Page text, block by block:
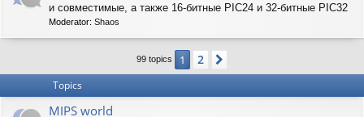
e
и совместимые, а также 16-битные PIC24 и 32-битные PIC32
Moderator: Shaos
99 topics 1 2
Topics
MIPS world